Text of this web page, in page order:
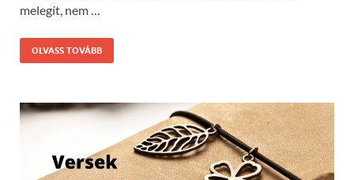
melegít, nem …
OLVASS TOVÁBB